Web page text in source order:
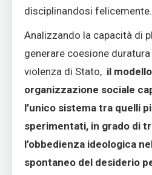
disciplinandosi felicemente.
Analizzando la capacità di
generare coesione
violenza di Stato, il
organizzazione sociale
l’unico sistema tra quelli
sperimentati, in grado di
l’obbedienza ideologica
spontaneo del desiderio